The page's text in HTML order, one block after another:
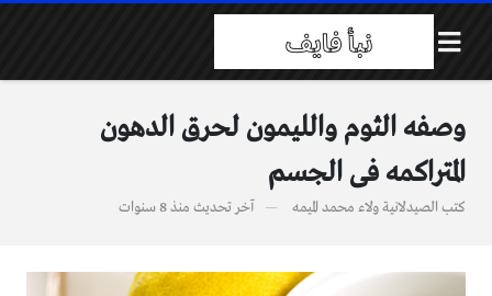
وصفه الثوم والليمون لحرق الدهون
المتراكمه فى الجسم
كتب الصيدلانية ولاء محمد الميمه آخر تحديث منذ 8 سنوات